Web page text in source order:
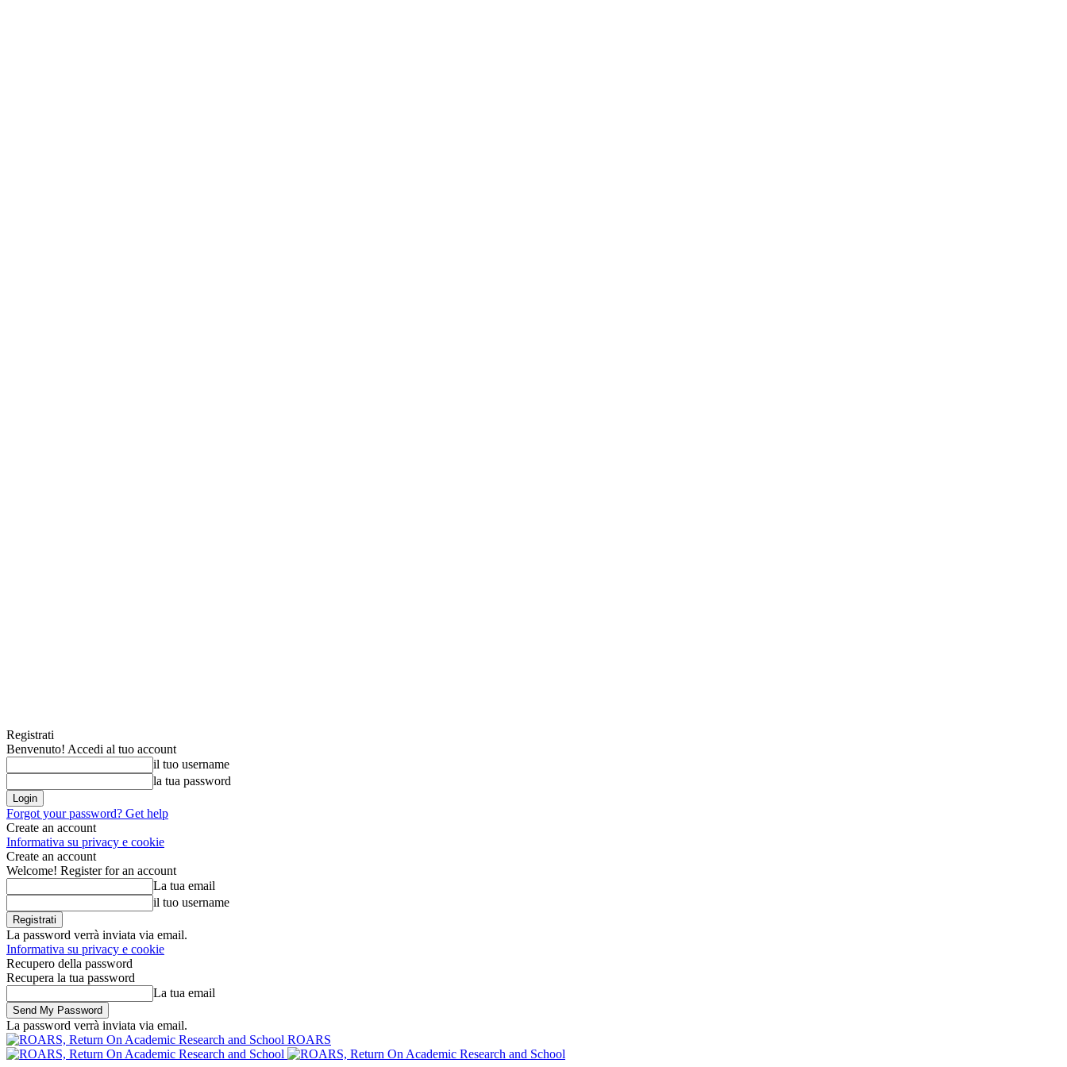
Registrati
Benvenuto! Accedi al tuo account
il tuo username
la tua password
Forgot your password? Get help
Create an account
Informativa su privacy e cookie
Create an account
Welcome! Register for an account
La tua email
il tuo username
La password verrà inviata via email.
Informativa su privacy e cookie
Recupero della password
Recupera la tua password
La tua email
La password verrà inviata via email.
ROARS